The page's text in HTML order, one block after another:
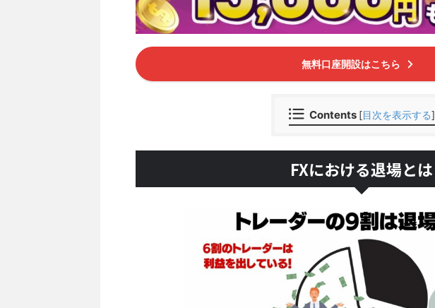
無料口座開設はこちら
Contents [目次を表示する]
FXにおける退場とは